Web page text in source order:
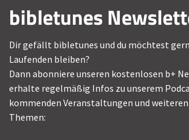
bibletunes
Dir gefällt bibletunes und du möchtest
Laufenden bleiben?
Dann abonniere unseren kostenlosen b+
erhalte regelmäßig Infos zu unserem
kommenden Veranstaltungen und
Themen: